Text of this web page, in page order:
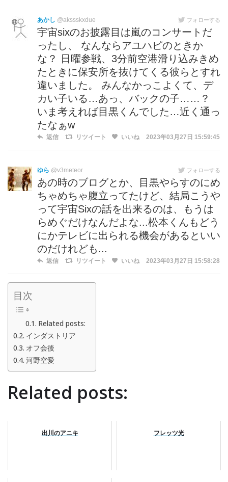
あかし @akssskxdue フォローする
宇宙sixのお披露目は嵐のコンサートだ
ったし、 なんならアユハピのときか
な？ 日曜参戦、3分前空港滑り込みきめ
たときに保安所を抜けてくる彼らとすれ
違いました。 みんなかっこよくて、デ
カい子いる…あっ、バックの子……？
いま考えれば目黒くんでした…近く通っ
たなぁw
返信 リツイート いいね 2023年03月27日 15:59:45
ゆら @v3meteor フォローする
あの時のブログとか、目黒やらすのにめ
ちゃめちゃ腹立ってたけど、結局こうや
って宇宙Sixの話を出来るのは、もうは
らめぐだけなんだよな...松本くんもどう
にかテレビに出られる機会があるといい
のだけれども...
返信 リツイート いいね 2023年03月27日 15:58:28
目次
Related posts:
インダストリア
オフ会後
河野空愛
Related posts:
出川のアニキ フレッツ光